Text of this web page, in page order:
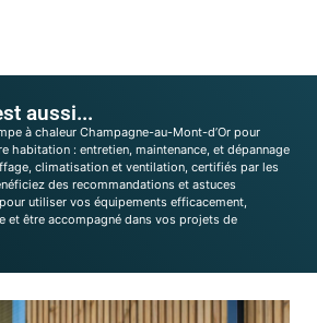
aussi...
à chaleur Champagne-au-Mont-d’Or pour
habitation : entretien, maintenance, et dépannage
climatisation et ventilation, certifiés par les
des recommandations et astuces
utiliser vos équipements efficacement,
et être accompagné dans vos projets de